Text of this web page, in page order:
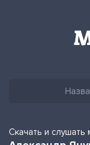
Скачать и слушать